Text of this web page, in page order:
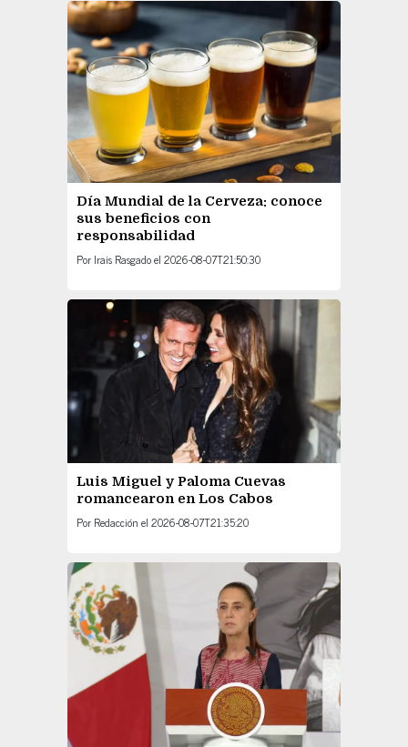
Día Mundial de la Cerveza: conoce
sus beneficios con
responsabilidad
Por Irais Rasgadoel 2026-08-07T21:50:30
Luis Miguel y Paloma Cuevas
romancearon en Los Cabos
Por Redacción el 2026-08-07T21:35:20